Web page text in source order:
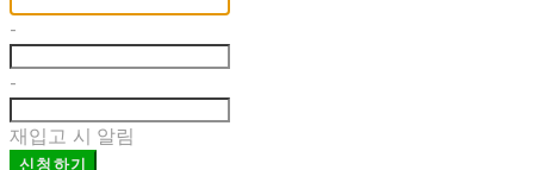
-
-
재입고 시 알림
신청하기